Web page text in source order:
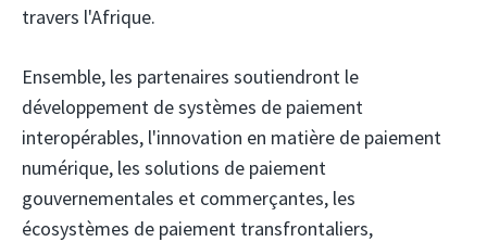
travers l'Afrique.
Ensemble, les partenaires soutiendront le
développement de systèmes de paiement
interopérables, l'innovation en matière de paiement
numérique, les solutions de paiement
gouvernementales et commerçantes, les
écosystèmes de paiement transfrontaliers,